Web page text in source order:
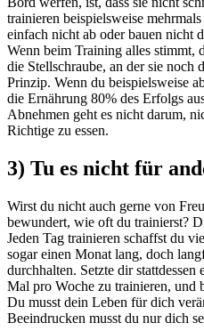
trainieren beispielsweise
einfach nicht ab oder bauen nicht
Wenn beim Training alles stimmt,
die Stellschraube, an der sie noch
Prinzip. Wenn du beispielsweise
die Ernährung 80% des Erfolgs
Abnehmen geht es nicht darum,
Richtige zu essen.
3) Tu es nicht für
Wirst du nicht auch gerne von
bewundert, wie oft du trainierst?
Jeden Tag trainieren schaffst du
sogar einen Monat lang, doch
durchhalten. Setzte dir
Mal pro Woche zu trainieren, und
Du musst dein Leben für dich
Beeindrucken musst du nur dich